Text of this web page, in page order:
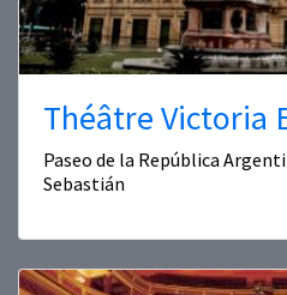
Théâtre Victoria
Paseo de la República
Sebastián